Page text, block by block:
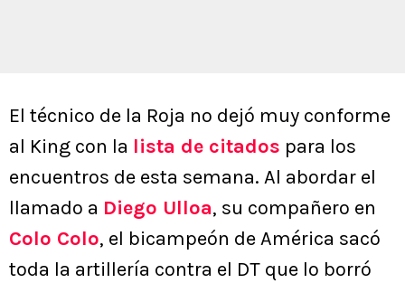
El técnico de la Roja no dejó muy conforme
al King con la lista de citados para los
encuentros de esta semana. Al abordar el
llamado a Diego Ulloa, su compañero en
Colo Colo, el bicampeón de América sacó
toda la artillería contra el DT que lo borró